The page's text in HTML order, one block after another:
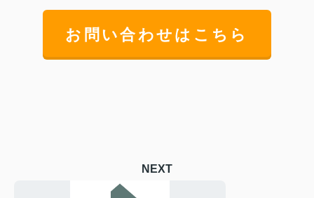
お問い合わせはこちら
NEXT